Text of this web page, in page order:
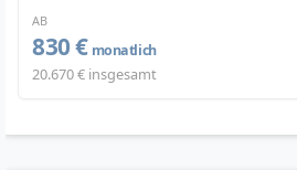
AB
830 € monatlich
20.670 € insgesamt